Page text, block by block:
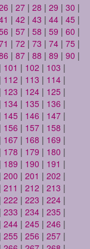
| 27 | 28 | 29 | 30 |
| 42 | 43 | 44 | 45 |
| 57 | 58 | 59 | 60 |
| 72 | 73 | 74 | 75 |
| 87 | 88 | 89 | 90 |
| 101 | 102 | 103 |
| 112 | 113 | 114 |
| 123 | 124 | 125 |
| 134 | 135 | 136 |
| 145 | 146 | 147 |
| 156 | 157 | 158 |
| 167 | 168 | 169 |
| 178 | 179 | 180 |
| 189 | 190 | 191 |
| 200 | 201 | 202 |
| 211 | 212 | 213 |
| 222 | 223 | 224 |
| 233 | 234 | 235 |
| 244 | 245 | 246 |
| 255 | 256 | 257 |